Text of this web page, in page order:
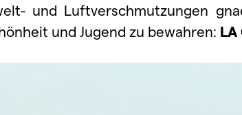
und Luftverschmutzungen
und Jugend zu bewahren: LA